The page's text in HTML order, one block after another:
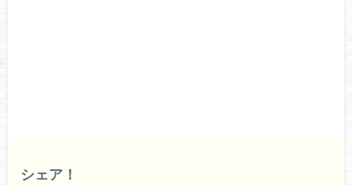
シェア！